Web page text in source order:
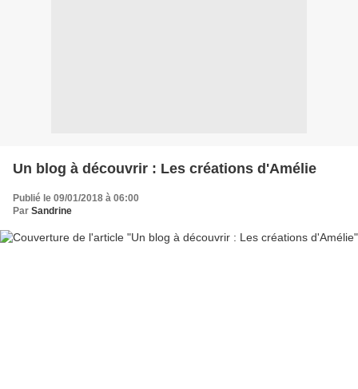
Un blog à découvrir : Les créations d'Amélie
Publié le 09/01/2018 à 06:00
Par Sandrine